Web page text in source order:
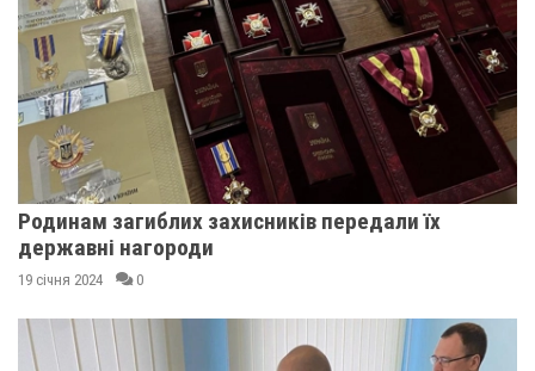
Родинам загиблих захисників передали їх
державні нагороди
19 січня 2024 0